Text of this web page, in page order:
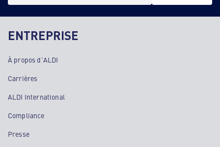
ENTREPRISE
À propos d'ALDI
Carrières
ALDI International
Compliance
Presse